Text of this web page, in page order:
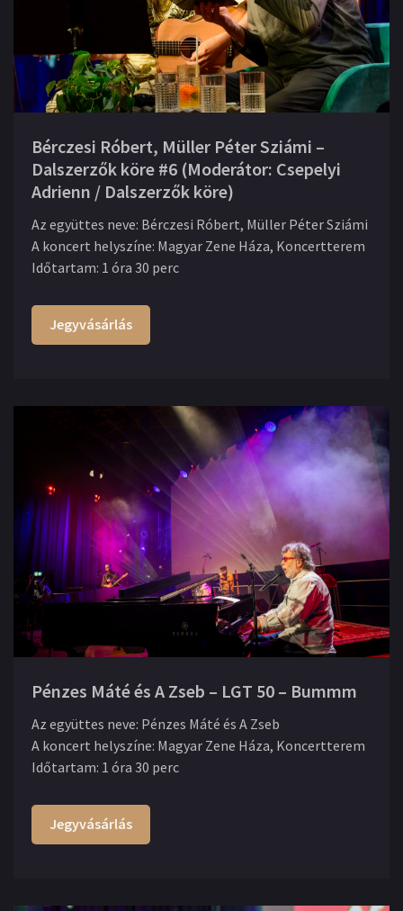
Bérczesi Róbert, Müller Péter Sziámi –
Dalszerzők köre #6 (Moderátor: Csepelyi
Adrienn / Dalszerzők köre)
Az együttes neve: Bérczesi Róbert, Müller Péter Sziámi
A koncert helyszíne: Magyar Zene Háza, Koncertterem
Időtartam: 1 óra 30 perc
Jegyvásárlás
Pénzes Máté és A Zseb – LGT 50 – Bummm
Az együttes neve: Pénzes Máté és A Zseb
A koncert helyszíne: Magyar Zene Háza, Koncertterem
Időtartam: 1 óra 30 perc
Jegyvásárlás